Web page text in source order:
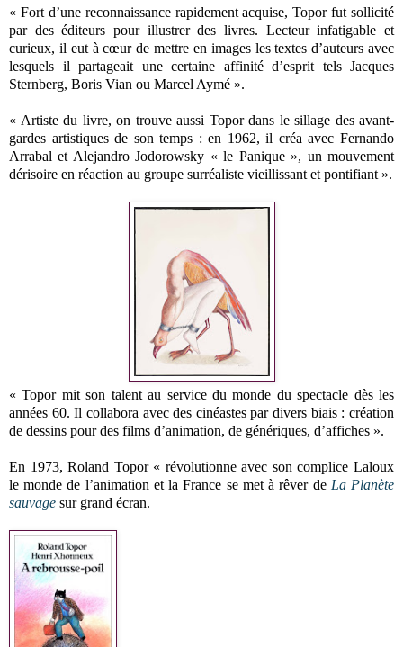
« Fort d’une reconnaissance rapidement acquise, Topor fut sollicité
par des éditeurs pour illustrer des livres. Lecteur infatigable et
curieux, il eut à cœur de mettre en images les textes d’auteurs avec
lesquels il partageait une certaine affinité d’esprit tels Jacques
Sternberg, Boris Vian ou Marcel Aymé ».
« Artiste du livre, on trouve aussi Topor dans le sillage des avant-
gardes artistiques de son temps : en 1962, il créa avec Fernando
Arrabal et Alejandro Jodorowsky « le Panique », un mouvement
dérisoire en réaction au groupe surréaliste vieillissant et pontifiant ».
« Topor mit son talent au service du monde du spectacle dès les
années 60. Il collabora avec des cinéastes par divers biais : création
de dessins pour des films d’animation, de génériques, d’affiches ».
En 1973, Roland Topor « révolutionne avec son complice Laloux
le monde de l’animation et la France se met à rêver de La Planète
sauvage sur grand écran.